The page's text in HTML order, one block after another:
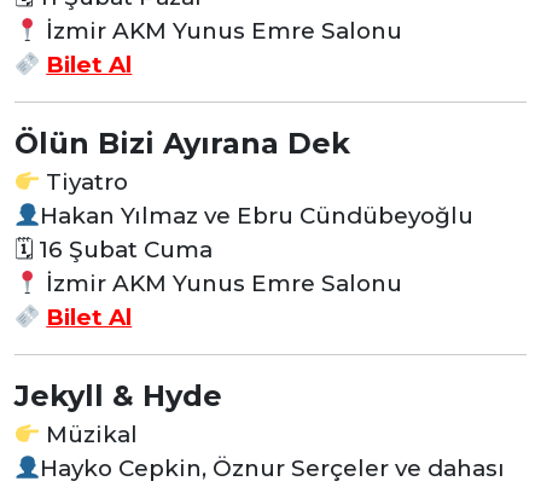
İzmir AKM Yunus Emre Salonu
Bilet Al
Ölün Bizi Ayırana Dek
Tiyatro
Hakan Yılmaz ve Ebru Cündübeyoğlu
🗓 16 Şubat Cuma
İzmir AKM Yunus Emre Salonu
Bilet Al
Jekyll & Hyde
Müzikal
Hayko Cepkin, Öznur Serçeler ve dahası